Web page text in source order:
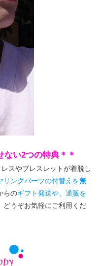
い2つの特典＊＊
スやブレスレットが着脱し
リングパーツの付替えを無
らのギフト発送や、通販を
どうぞお気軽にご利用くだ